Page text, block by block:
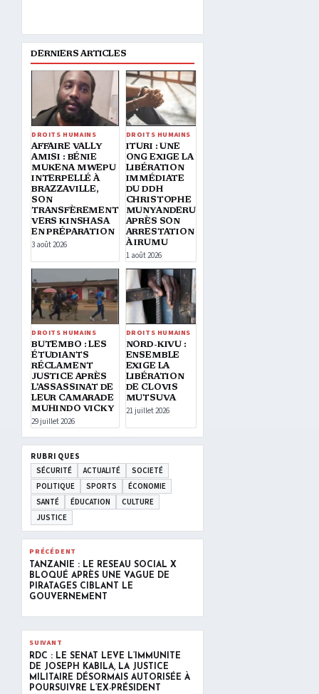
DERNIERS ARTICLES
DROITS HUMAINS
AFFAIRE VALLY
AMISI : BÉNIE
MUKENA MWEPU
INTERPELLÉ À
BRAZZAVILLE,
SON
TRANSFÈREMENT
VERS KINSHASA
EN PRÉPARATION
3 août 2026
DROITS HUMAINS
ITURI : UNE
ONG EXIGE LA
LIBÉRATION
IMMÉDIATE
DU DDH
CHRISTOPHE
MUNYANDERU
APRÈS SON
ARRESTATION
À IRUMU
1 août 2026
DROITS HUMAINS
BUTEMBO : LES
ÉTUDIANTS
RÉCLAMENT
JUSTICE APRÈS
L’ASSASSINAT DE
LEUR CAMARADE
MUHINDO VICKY
29 juillet 2026
DROITS HUMAINS
NORD-KIVU :
ENSEMBLE
EXIGE LA
LIBÉRATION
DE CLOVIS
MUTSUVA
21 juillet 2026
RUBRIQUES
SÉCURITÉ
ACTUALITÉ
SOCIETÉ
POLITIQUE
SPORTS
ÉCONOMIE
SANTÉ
ÉDUCATION
CULTURE
JUSTICE
PRÉCÉDENT
TANZANIE : LE RÉSEAU SOCIAL X
BLOQUÉ APRÈS UNE VAGUE DE
PIRATAGES CIBLANT LE
GOUVERNEMENT
SUIVANT
RDC : LE SÉNAT LÈVE L’IMMUNITÉ
DE JOSEPH KABILA, LA JUSTICE
MILITAIRE DÉSORMAIS AUTORISÉE À
POURSUIVRE L’EX-PRÉSIDENT